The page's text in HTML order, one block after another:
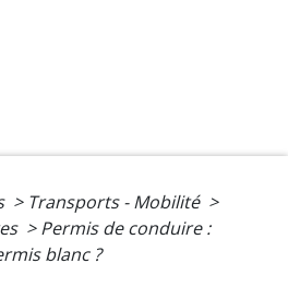
> Transports - Mobilité >
> Permis de conduire :
blanc ?